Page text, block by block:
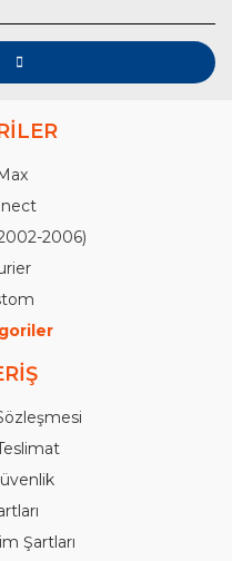
2006)
Şartları